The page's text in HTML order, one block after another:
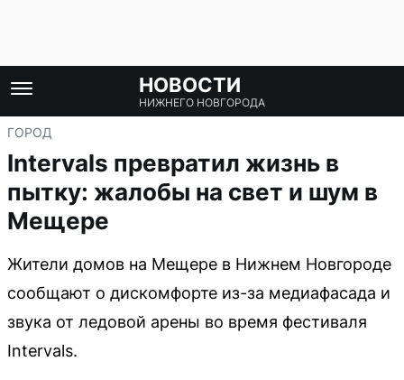
НОВОСТИ
НИЖНЕГО НОВГОРОДА
ГОРОД
Intervals превратил жизнь в
пытку: жалобы на свет и шум в
Мещере
Жители домов на Мещере в Нижнем Новгороде
сообщают о дискомфорте из-за медиафасада и
звука от ледовой арены во время фестиваля
Intervals.